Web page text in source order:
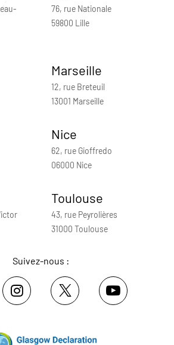
76, rue Nationale
59800 Lille
Marseille
12, rue Breteuil
13001 Marseille
Nice
62, rue Gioffredo
06000 Nice
Toulouse
43, rue Peyrolières
31000 Toulouse
Suivez-nous :